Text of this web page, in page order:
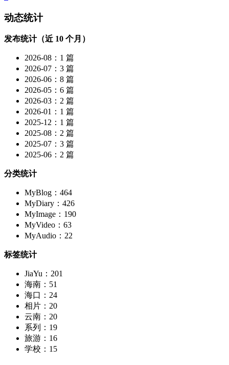
动态统计
发布统计（近 10 个月）
2026-08：1 篇
2026-07：3 篇
2026-06：8 篇
2026-05：6 篇
2026-03：2 篇
2026-01：1 篇
2025-12：1 篇
2025-08：2 篇
2025-07：3 篇
2025-06：2 篇
分类统计
MyBlog：464
MyDiary：426
MyImage：190
MyVideo：63
MyAudio：22
标签统计
JiaYu：201
海南：51
海口：24
相片：20
云南：20
系列：19
旅游：16
学校：15